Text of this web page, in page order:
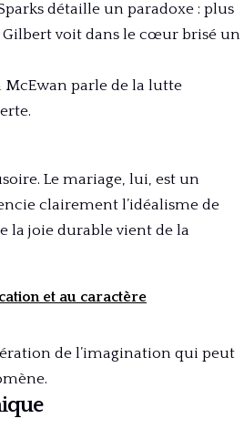
détaille un paradoxe : plus
Gilbert voit dans le cœur brisé un
parle de la lutte
Le mariage, lui, est un
clairement l’idéalisme de
la joie durable vient de la
et au caractère
de l’imagination qui peut